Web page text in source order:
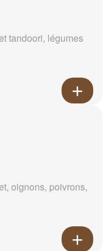
tandoori, légumes
oignons, poivrons,